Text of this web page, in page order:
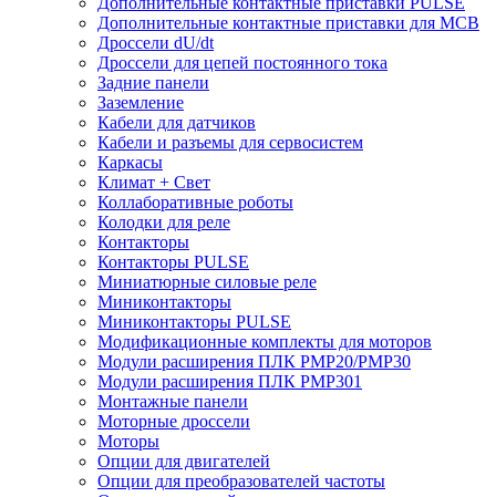
Дополнительные контактные приставки для MCB
Дроссели dU/dt
Дроссели для цепей постоянного тока
Задние панели
Заземление
Кабели для датчиков
Кабели и разъемы для сервосистем
Каркасы
Климат + Свет
Коллаборативные роботы
Колодки для реле
Контакторы
Контакторы PULSE
Миниатюрные силовые реле
Миниконтакторы
Миниконтакторы PULSE
Модификационные комплекты для моторов
Модули расширения ПЛК PMP20/PMP30
Модули расширения ПЛК PMP301
Монтажные панели
Моторные дроссели
Моторы
Опции для двигателей
Опции для преобразователей частоты